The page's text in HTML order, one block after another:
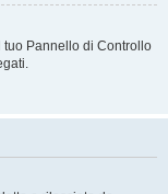
tuo Pannello di Controllo